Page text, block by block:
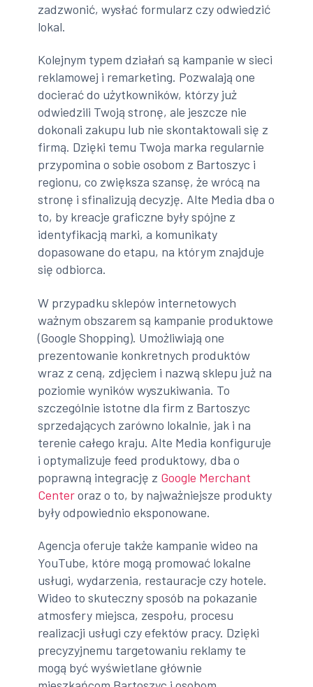
zadzwonić, wysłać formularz czy odwiedzić
lokal.
Kolejnym typem działań są kampanie w sieci
reklamowej i remarketing. Pozwalają one
docierać do użytkowników, którzy już
odwiedzili Twoją stronę, ale jeszcze nie
dokonali zakupu lub nie skontaktowali się z
firmą. Dzięki temu Twoja marka regularnie
przypomina o sobie osobom z Bartoszyc i
regionu, co zwiększa szansę, że wrócą na
stronę i sfinalizują decyzję. Alte Media dba o
to, by kreacje graficzne były spójne z
identyfikacją marki, a komunikaty
dopasowane do etapu, na którym znajduje
się odbiorca.
W przypadku sklepów internetowych
ważnym obszarem są kampanie produktowe
(Google Shopping). Umożliwiają one
prezentowanie konkretnych produktów
wraz z ceną, zdjęciem i nazwą sklepu już na
poziomie wyników wyszukiwania. To
szczególnie istotne dla firm z Bartoszyc
sprzedających zarówno lokalnie, jak i na
terenie całego kraju. Alte Media konfiguruje
i optymalizuje feed produktowy, dba o
poprawną integrację z Google Merchant
Centeroraz o to, by najważniejsze produkty
były odpowiednio eksponowane.
Agencja oferuje także kampanie wideo na
YouTube, które mogą promować lokalne
usługi, wydarzenia, restauracje czy hotele.
Wideo to skuteczny sposób na pokazanie
atmosfery miejsca, zespołu, procesu
realizacji usługi czy efektów pracy. Dzięki
precyzyjnemu targetowaniu reklamy te
mogą być wyświetlane głównie